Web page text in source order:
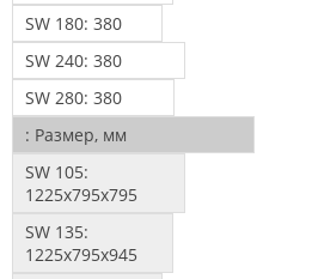
SW 180: 380
SW 240: 380
SW 280: 380
: Размер, мм
SW 105:
1225х795х795
SW 135:
1225х795х945